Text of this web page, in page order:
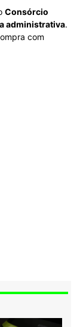
Consórcio
administrativa.
com